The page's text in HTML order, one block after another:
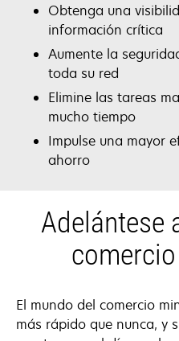
Obtenga una
información crítica
Aumente la
toda su red
Elimine las tareas
mucho tiempo
Impulse una mayor
ahorro
Adelántese
El mundo del comercio
más rápido que nunca, y